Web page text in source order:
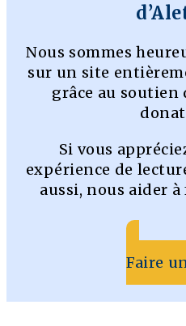
Nous sommes
sur un site
grâce au soutien
Si vous
expérience de
aussi, nous aider
Faire